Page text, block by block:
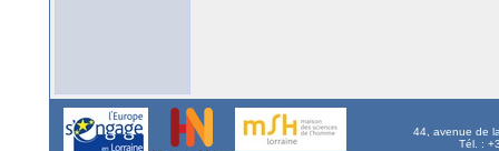
44, avenue de
Tél. :